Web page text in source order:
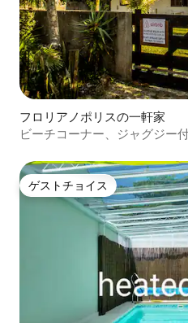
フロリアノポリスの一軒家
ビーチコーナー、ジャグジー
ゲストチョイス
ゲストチョイス